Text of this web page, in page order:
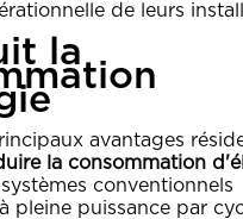
de leurs
la
avantages
la consommation
conventionnels
pleine puissance par